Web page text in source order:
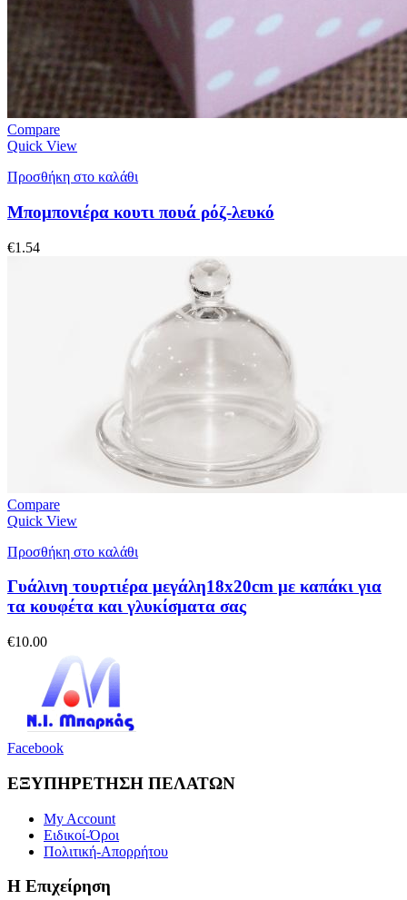
Compare
Quick View
Προσθήκη στο καλάθι
Μπομπονιέρα κουτι πουά ρόζ-λευκό
€1.54
Compare
Quick View
Προσθήκη στο καλάθι
Γυάλινη τουρτιέρα μεγάλη18x20cm με καπάκι για
τα κουφέτα και γλυκίσματα σας
€10.00
Facebook
ΕΞΥΠΗΡΕΤΗΣΗ ΠΕΛΑΤΩΝ
My Account
Ειδικοί-Όροι
Πολιτική-Απορρήτου
Η Επιχείρηση